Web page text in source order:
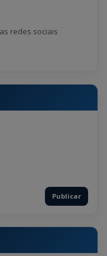
redes sociais
Publicar